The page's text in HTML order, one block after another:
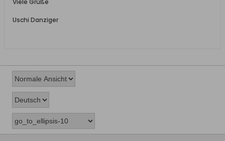
Viele Grüße
Uschi Danziger